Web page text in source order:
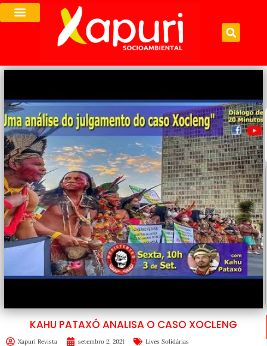
KAHU PATAXÓ ANALISA O CASO XOCLENG
Xapuri Revista setembro 2, 2021 Lives Solidárias